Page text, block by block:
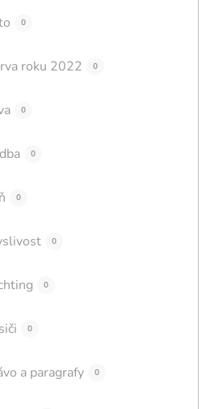
0
roku 2022 0
0
0
0
0
0
0
a paragrafy 0